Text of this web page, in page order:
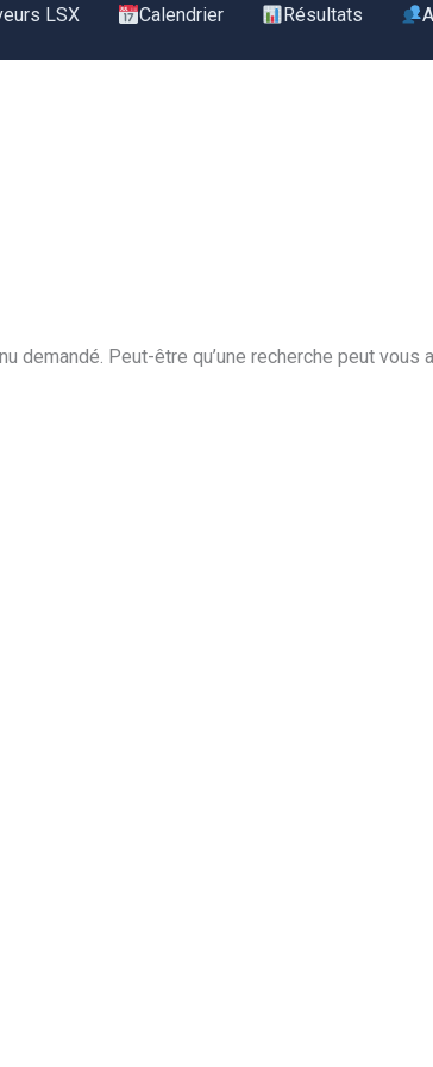
LSX Calendrier Résultats
demandé. Peut-être qu’une recherche peut vous